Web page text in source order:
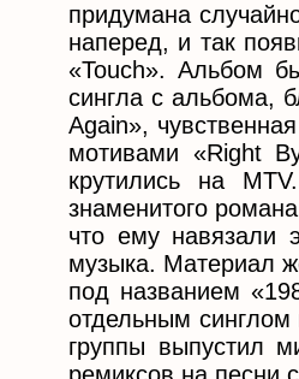
придумана
наперед, и так
«Touch». Альбом
сингла с альбома,
Again»,
мотивами «Right
крутились на
знаменитого
что ему навязали
музыка. Материал
под названием
отдельным
группы выпустил